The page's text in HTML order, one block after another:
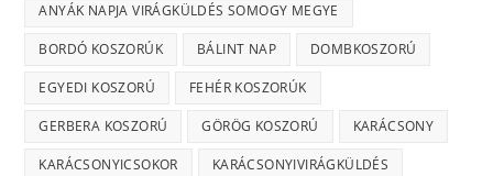
ANYÁK NAPJA VIRÁGKÜLDÉS SOMOGY MEGYE
BORDÓ KOSZORÚK BÁLINT NAP DOMBKOSZORÚ
EGYEDI KOSZORÚ FEHÉR KOSZORÚK
GERBERA KOSZORÚ GÖRÖG KOSZORÚ KARÁCSONY
KARÁCSONYICSOKOR KARÁCSONYIVIRÁGKÜLDÉS